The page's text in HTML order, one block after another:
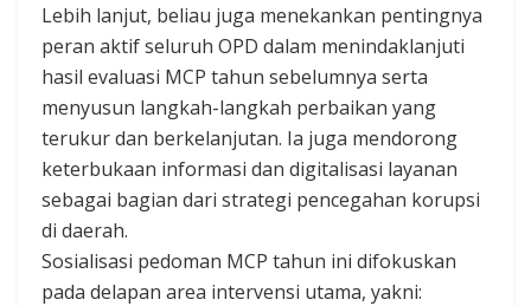
Lebih lanjut, beliau juga menekankan pentingnya
peran aktif seluruh OPD dalam menindaklanjuti
hasil evaluasi MCP tahun sebelumnya serta
menyusun langkah-langkah perbaikan yang
terukur dan berkelanjutan. Ia juga mendorong
keterbukaan informasi dan digitalisasi layanan
sebagai bagian dari strategi pencegahan korupsi
di daerah.
Sosialisasi pedoman MCP tahun ini difokuskan
pada delapan area intervensi utama, yakni: